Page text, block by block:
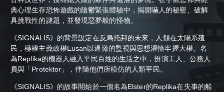
典心理生存恐怖遊戲的陰鬱緊張體驗中，揭開嚇人的秘密、破解
具挑戰性的謎題，並發現惡夢般的怪物。
《SIGNALIS》的背景設定在反烏托邦的未來，人類在太陽系殖
民，極權主義政權Eusan以過激的監視與思想灌輸牢握大權。名
為Replika的機器人融入平民百姓的生活之中，扮演工人、公務人
員與「Protektor」，伴隨他們所模仿的人類平民。
《SIGNALIS》的故事開始於一個名為Elster的Replika在失事的船